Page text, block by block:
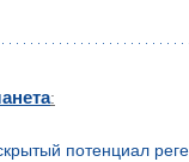
:
потенциал